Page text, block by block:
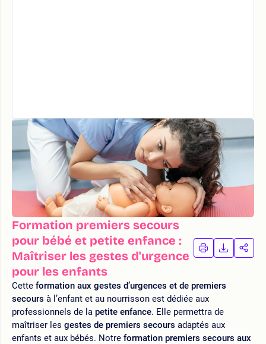
Formation premiers secours
pour bébé et petite enfance :
Maîtriser les gestes d'urgence
pour les enfants
IMPRIMER
LA
LA
Cette formation aux gestes d’urgences et de premiers
secours à l’enfant et au nourrisson est dédiée aux
professionnels de la petite enfance. Elle permettra de
maîtriser les gestes de premiers secours adaptés aux
enfants et aux bébés. Notre formation premiers secours aux